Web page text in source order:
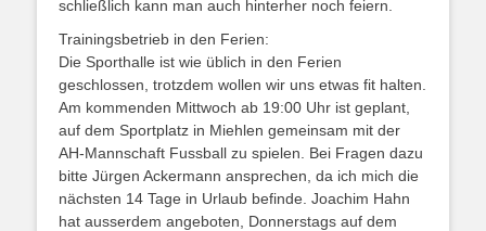
schließlich kann man auch hinterher noch feiern.
Trainingsbetrieb in den Ferien:
Die Sporthalle ist wie üblich in den Ferien
geschlossen, trotzdem wollen wir uns etwas fit halten.
Am kommenden Mittwoch ab 19:00 Uhr ist geplant,
auf dem Sportplatz in Miehlen gemeinsam mit der
AH-Mannschaft Fussball zu spielen. Bei Fragen dazu
bitte Jürgen Ackermann ansprechen, da ich mich die
nächsten 14 Tage in Urlaub befinde. Joachim Hahn
hat ausserdem angeboten, Donnerstags auf dem